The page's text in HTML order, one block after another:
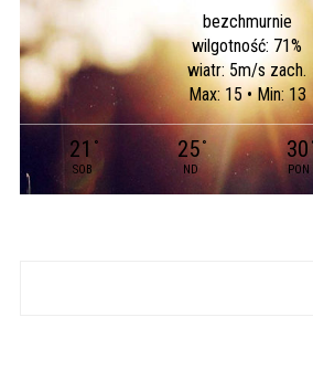
bezchmurnie
wilgotność: 71%
wiatr: 5m/s zach.
Max: 15 • Min: 13
21 °
SOB
25°
ND
30
PON